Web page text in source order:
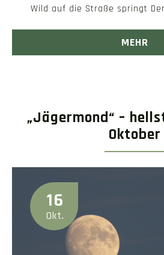
Wild auf die Straße springt
MEHR
„Jägermond“ –
Oktober
16
Okt.